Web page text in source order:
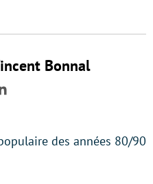
Bonnal
LinkedIn
des années 80/90